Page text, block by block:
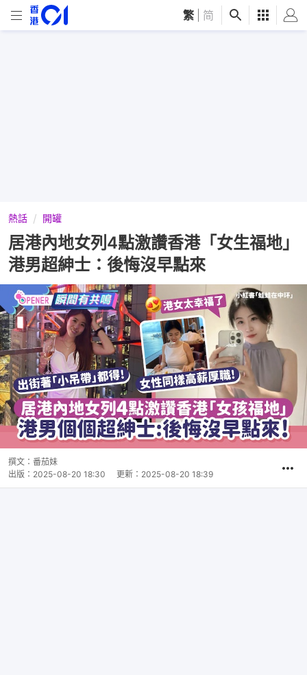
繁 简
熱話 開罐
居港內地女列4點激讚香港「女生福地」
港男超紳士：後悔沒早點來
撰文： 番茄妹
出版： 2025-08-20 18:30 更新： 2025-08-20 18:39